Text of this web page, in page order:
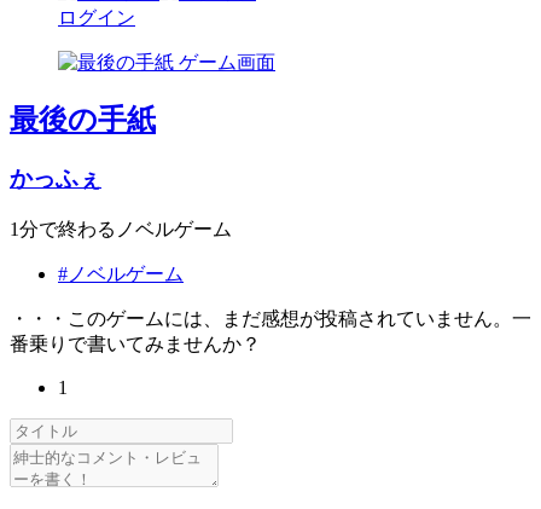
ログイン
最後の手紙
かっふぇ
1分で終わるノベルゲーム
#ノベルゲーム
・・・このゲームには、まだ感想が投稿されていません。一
番乗りで書いてみませんか？
1